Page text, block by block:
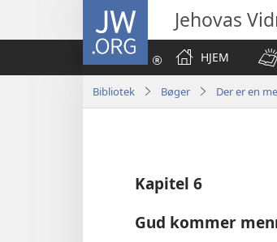
JW.ORG Jehovas
HJEM
Bibliotek Bøger Der er en
Kapitel 6
Gud kommer